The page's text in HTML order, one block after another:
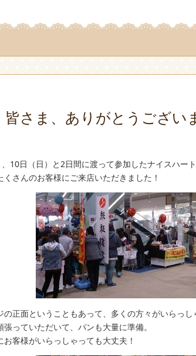
皆さま、ありがとうござい
10日（日）と2日間に渡って参加したナイスハート
くさんのお客様にご来店いただきました！
の正面ということもあって、多くの方々がいらっし
っていただいて、パンも大量に準備。
お客様がいらっしゃっても大丈夫！